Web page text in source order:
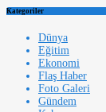
Kategoriler
Dünya
Eğitim
Ekonomi
Flaş Haber
Foto Galeri
Gündem